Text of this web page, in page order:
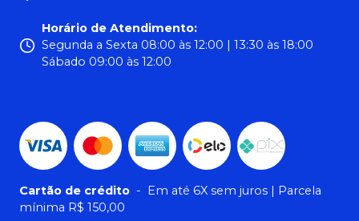
Horário de Atendimento:
Segunda a Sexta 08:00 às 12:00 | 13:30 às 18:00
Sábado 09:00 às 12:00
Cartão de crédito - Em até 6X sem juros | Parcela
mínima R$ 150,00